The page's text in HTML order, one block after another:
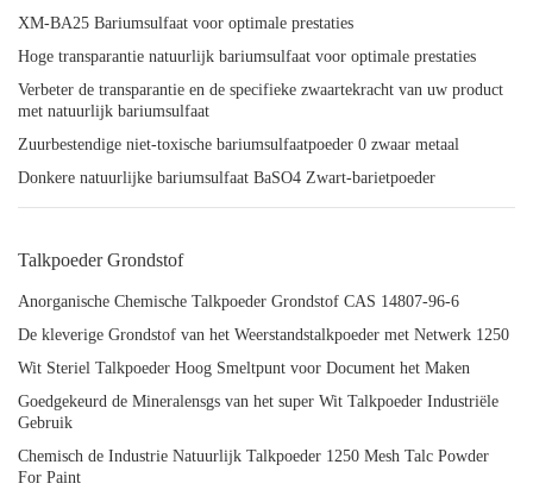
XM-BA25 Bariumsulfaat voor optimale prestaties
Hoge transparantie natuurlijk bariumsulfaat voor optimale prestaties
Verbeter de transparantie en de specifieke zwaartekracht van uw product
met natuurlijk bariumsulfaat
Zuurbestendige niet-toxische bariumsulfaatpoeder 0 zwaar metaal
Donkere natuurlijke bariumsulfaat BaSO4 Zwart-barietpoeder
Talkpoeder Grondstof
Anorganische Chemische Talkpoeder Grondstof CAS 14807-96-6
De kleverige Grondstof van het Weerstandstalkpoeder met Netwerk 1250
Wit Steriel Talkpoeder Hoog Smeltpunt voor Document het Maken
Goedgekeurd de Mineralensgs van het super Wit Talkpoeder Industriële
Gebruik
Chemisch de Industrie Natuurlijk Talkpoeder 1250 Mesh Talc Powder
For Paint